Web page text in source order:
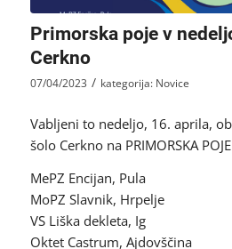
Primorska poje v
Cerkno
07/04/2023 / kategorija: Novice
Vabljeni to nedeljo, 16. aprila,
šolo Cerkno na PRIMORSKA
MePZ Encijan, Pula
MoPZ Slavnik, Hrpelje
VS Liška dekleta, Ig
Oktet Castrum, Ajdovščina